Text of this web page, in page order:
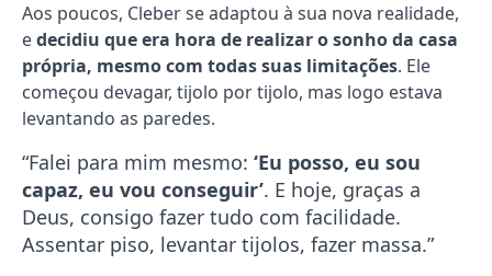
Aos poucos, Cleber se adaptou à sua nova realidade,
edecidiu que era hora de realizar o sonho da casa
própria, mesmo com todas suas limitações. Ele
começou devagar, tijolo por tijolo, mas logo estava
levantando as paredes.
“Falei para mim mesmo: ‘Eu posso, eu sou
capaz, eu vou conseguir’. E hoje, graças a
Deus, consigo fazer tudo com facilidade.
Assentar piso, levantar tijolos, fazer massa.”